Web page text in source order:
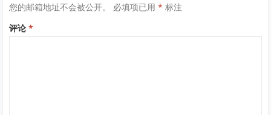
您的邮箱地址不会被公开。 必填项已用* 标注
评论*